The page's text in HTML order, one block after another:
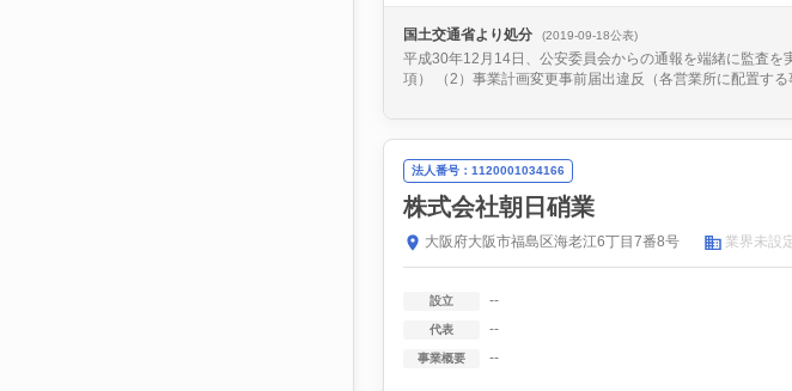
国土交通省より処分 (2019-09-18公表)
平成30年12月14日、公安委員会からの通報を端緒に監査
項） （2）事業計画変更事前届出違反（各営業所に配置す
法人番号：1120001034166
株式会社朝日硝業
大阪府大阪市福島区海老江6丁目7番8号 業界未設
設立 --
代表 --
事業概要 --